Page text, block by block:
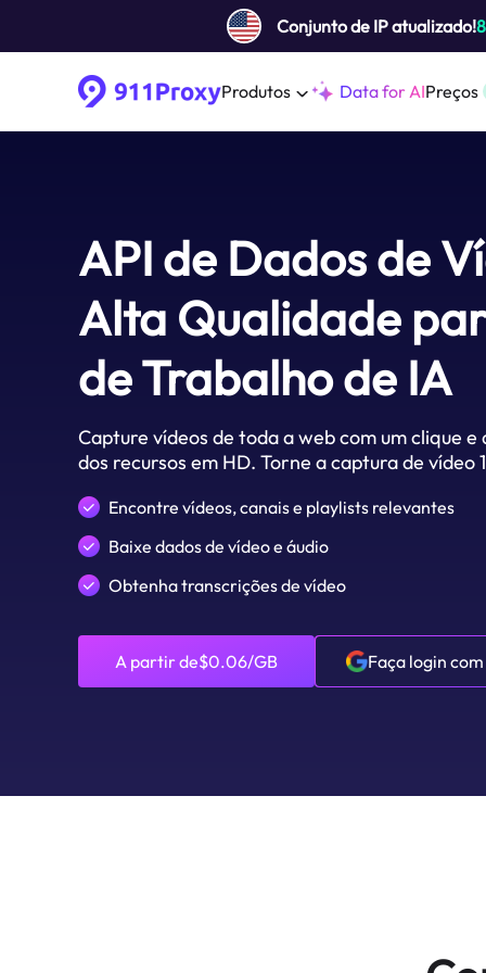
Conjunto de IP atualizado!
Produtos Data for AIPreços
API de Dados de
Alta Qualidade
de Trabalho de IA
Capture vídeos de toda a web com um clique
dos recursos em HD. Torne a captura de vídeo
Encontre vídeos, canais e playlists relevantes
Baixe dados de vídeo e áudio
Obtenha transcrições de vídeo
A partir de$0.06/GB Faça login